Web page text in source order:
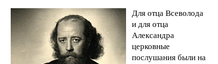
Для отца Всеволода
и для отца
Александра
церковные
послушания были на